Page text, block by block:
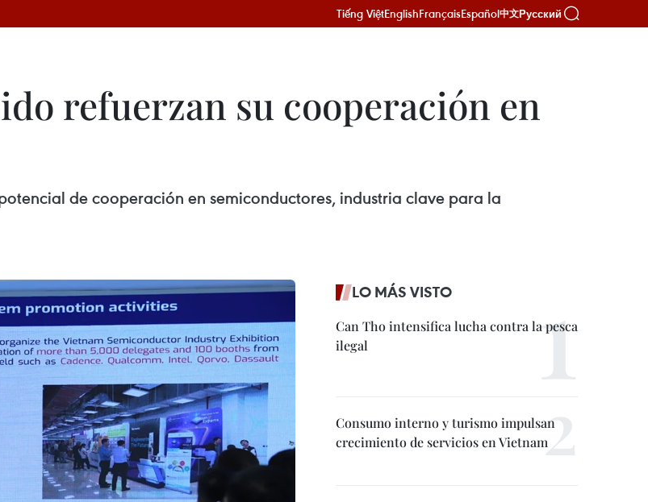
Tiếng ViệtEnglishFrançaisEspañol中文Русский
refuerzan su cooperación en
de cooperación en semiconductores, industria clave para la
LO MÁS VISTO
Can Tho intensifica lucha contra la pesca
ilegal
Consumo interno y turismo impulsan
crecimiento de servicios en Vietnam